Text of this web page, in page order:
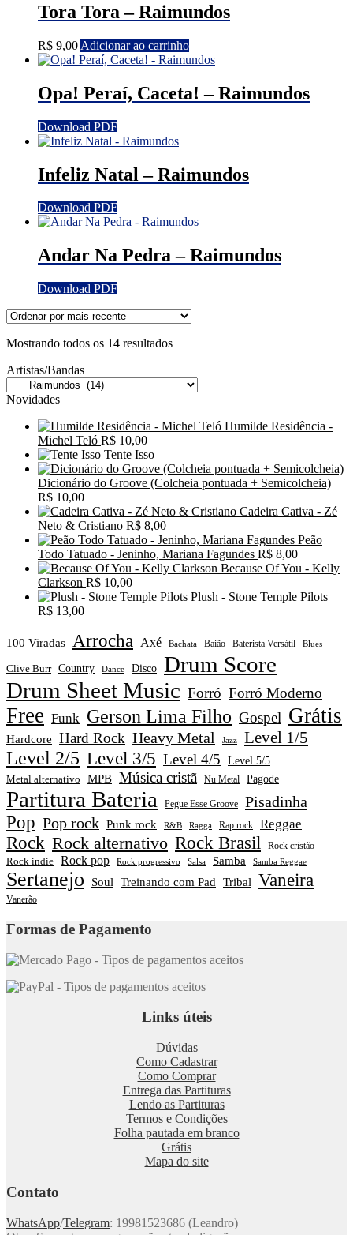
Tora Tora – Raimundos
R$ 9,00 Adicionar ao carrinho
Opa! Peraí, Caceta! – Raimundos
Download PDF
Infeliz Natal – Raimundos
Download PDF
Andar Na Pedra – Raimundos
Download PDF
Mostrando todos os 14 resultadosClassificado
recente
Artistas/Bandas
Novidades
Humilde Residência -
Michel Teló R$ 10,00
Tente Isso
Dicionário do Groove (Colcheia pontuada + Semicolcheia)
R$ 10,00
Cadeira Cativa - Zé
Neto & Cristiano R$ 8,00
Peão
Todo Tatuado - Jeninho, Mariana Fagundes R$ 8,00
Because Of You - Kelly
Clarkson R$ 10,00
Plush - Stone Temple Pilots
R$ 13,00
100 Viradas Arrocha Axé Bachata Baião Baterista Versátil Blues
Clive Burr Country Dance Disco Drum Score
Drum Sheet Music Forró Forró Moderno
Free Funk Gerson Lima Filho Gospel Grátis
Hardcore Hard Rock Heavy Metal Jazz Level 1/5
Level 2/5 Level 3/5 Level 4/5 Level 5/5
Metal alternativo MPB Música cristã Nu Metal Pagode
Partitura Bateria Pegue Esse Groove Pisadinha
Pop Pop rock Punk rock R&B Ragga Rap rock Reggae
Rock Rock alternativo Rock Brasil Rock cristão
Rock indie Rock pop Rock progressivo Salsa Samba Samba Reggae
Sertanejo Soul Treinando com Pad Tribal Vaneira
Vanerão
Formas de Pagamento
Links úteis
Dúvidas
Como Cadastrar
Como Comprar
Entrega das Partituras
Lendo as Partituras
Termos e Condições
Folha pautada em branco
Grátis
Mapa do site
Contato
WhatsApp/Telegram: 19981523686 (Leandro)